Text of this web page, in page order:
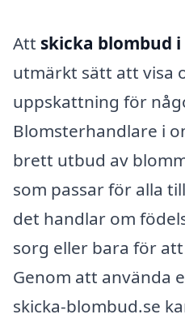
Att skicka blombud
utmärkt sätt att visa
uppskattning för
Blomsterhandlare i
brett utbud av
som passar för alla
det handlar om
sorg eller bara för
Genom att använda
skicka-blombud.se